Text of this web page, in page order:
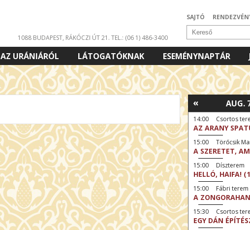
SAJTÓ
1088 BUDAPEST, RÁKÓCZI ÚT 21. TEL.: (06 1) 486-3400
AZ URÁNIÁRÓL LÁTOGATÓKNAK ESEMÉNYNAPTÁR
AUG.
«
14:00 Csortos
AZ ARANY
15:00 Törőcsik
A SZERETET,
15:00 Díszterem
HELLÓ, HAIFA!
15:00 Fábri terem
A
15:30 Csortos
EGY DÁN